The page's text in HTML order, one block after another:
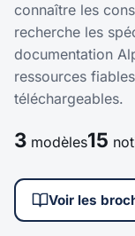
connaître les
recherche les
documentation
ressources
téléchargeables.
3 modèles15
Voir les